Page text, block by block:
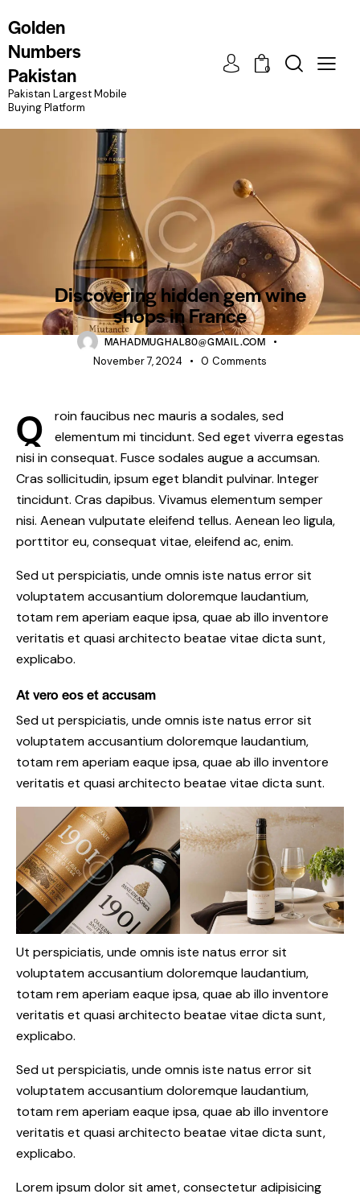
Golden
Numbers
Pakistan
Pakistan Largest Mobile
Buying Platform
0
NEWS
Discovering hidden gem wine
shops in France
MAHADMUGHAL80@GMAIL.COM
November 7, 2024 0 Comments
Q
roin faucibus nec mauris a sodales, sed
elementum mi tincidunt. Sed eget viverra egestas
nisi in consequat. Fusce sodales augue a accumsan.
Cras sollicitudin, ipsum eget blandit pulvinar. Integer
tincidunt. Cras dapibus. Vivamus elementum semper
nisi. Aenean vulputate eleifend tellus. Aenean leo ligula,
porttitor eu, consequat vitae, eleifend ac, enim.
Sed ut perspiciatis, unde omnis iste natus error sit
voluptatem accusantium doloremque laudantium,
totam rem aperiam eaque ipsa, quae ab illo inventore
veritatis et quasi architecto beatae vitae dicta sunt,
explicabo.
At vero eos et accusam
Sed ut perspiciatis, unde omnis iste natus error sit
voluptatem accusantium doloremque laudantium,
totam rem aperiam eaque ipsa, quae ab illo inventore
veritatis et quasi architecto beatae vitae dicta sunt.
Ut perspiciatis, unde omnis iste natus error sit
voluptatem accusantium doloremque laudantium,
totam rem aperiam eaque ipsa, quae ab illo inventore
veritatis et quasi architecto beatae vitae dicta sunt,
explicabo.
Sed ut perspiciatis, unde omnis iste natus error sit
voluptatem accusantium doloremque laudantium,
totam rem aperiam eaque ipsa, quae ab illo inventore
veritatis et quasi architecto beatae vitae dicta sunt,
explicabo.
Lorem ipsum dolor sit amet, consectetur adipisicing